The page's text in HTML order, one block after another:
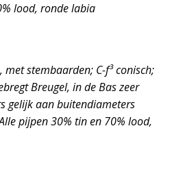
lood, ronde labia
stembaarden; C-f³ conisch;
Breugel, in de Bas zeer
gelijk aan buitendiameters
pijpen 30% tin en 70% lood,